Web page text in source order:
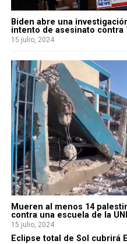
Biden abre una
intento de asesinato contra
15 julio, 2024
Mueren al menos 14
contra una escuela de la
15 julio, 2024
Eclipse total de Sol cubrirá